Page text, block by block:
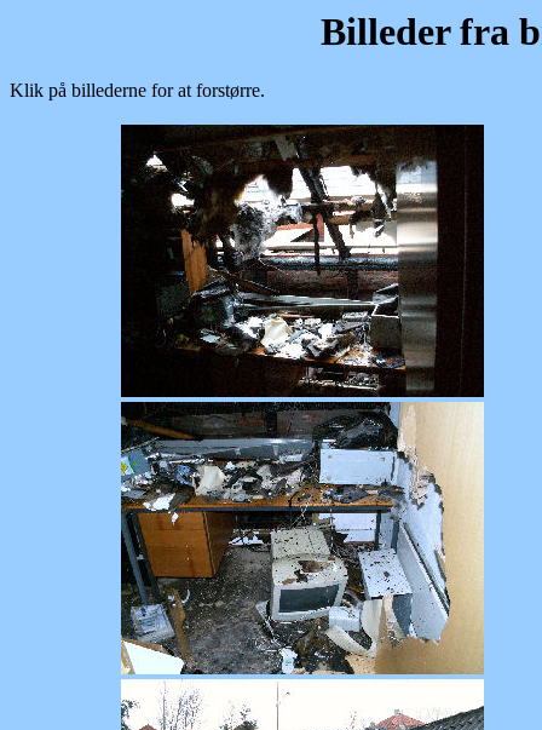
Billeder fra
Klik på billederne for at forstørre.